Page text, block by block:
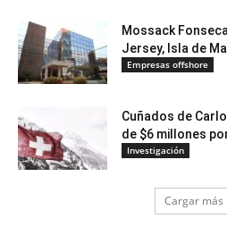
Mossack
Jersey, Isla de
Empresas offshore
Cuñados de
de $6 millones
Investigación
Cargar más